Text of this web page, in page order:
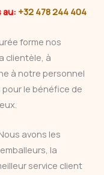
au: +32 478 244 404
forme nos
clientèle, à
à notre personnel
le bénéfice de
avons les
la
service client